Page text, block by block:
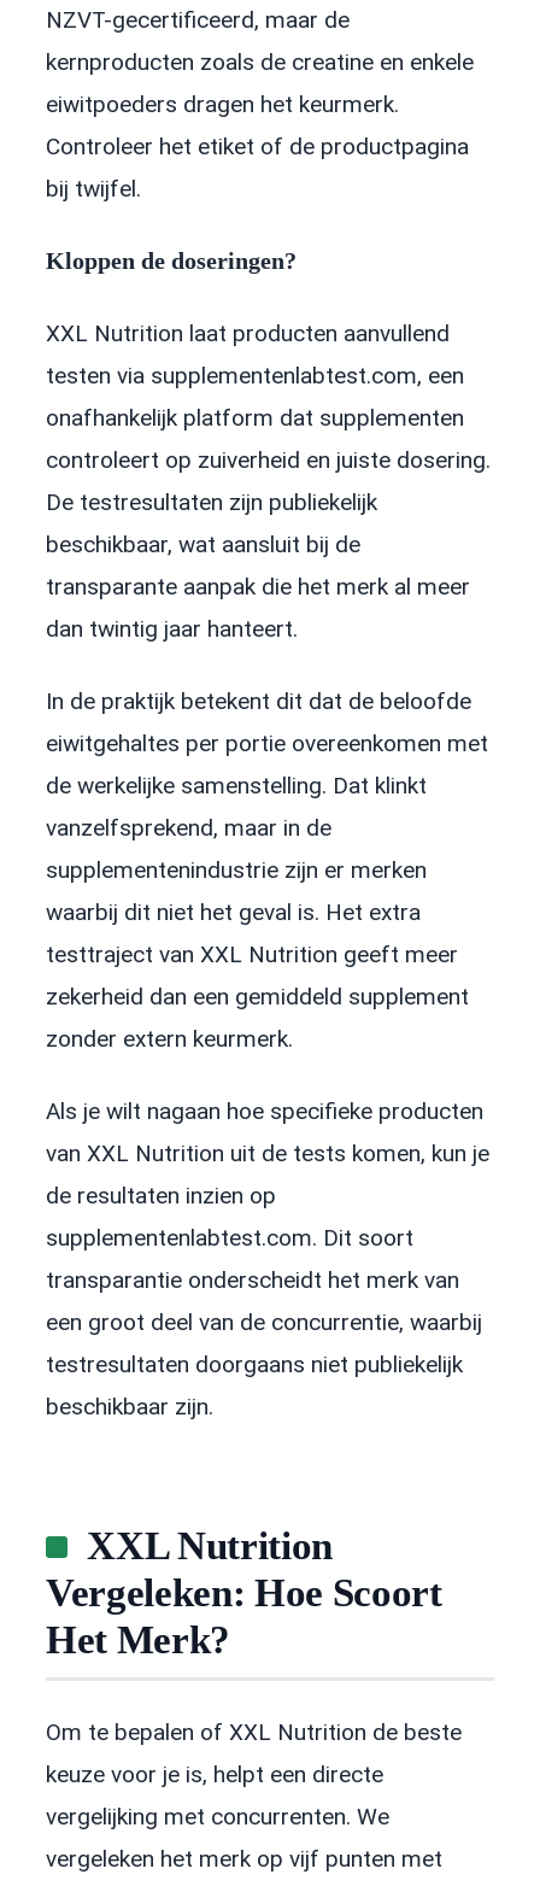
NZVT-gecertificeerd, maar de
kernproducten zoals de creatine en enkele
eiwitpoeders dragen het keurmerk.
Controleer het etiket of de productpagina
bij twijfel.
Kloppen de doseringen?
XXL Nutrition laat producten aanvullend
testen via supplementenlabtest.com, een
onafhankelijk platform dat supplementen
controleert op zuiverheid en juiste dosering.
De testresultaten zijn publiekelijk
beschikbaar, wat aansluit bij de
transparante aanpak die het merk al meer
dan twintig jaar hanteert.
In de praktijk betekent dit dat de beloofde
eiwitgehaltes per portie overeenkomen met
de werkelijke samenstelling. Dat klinkt
vanzelfsprekend, maar in de
supplementenindustrie zijn er merken
waarbij dit niet het geval is. Het extra
testtraject van XXL Nutrition geeft meer
zekerheid dan een gemiddeld supplement
zonder extern keurmerk.
Als je wilt nagaan hoe specifieke producten
van XXL Nutrition uit de tests komen, kun je
de resultaten inzien op
supplementenlabtest.com. Dit soort
transparantie onderscheidt het merk van
een groot deel van de concurrentie, waarbij
testresultaten doorgaans niet publiekelijk
beschikbaar zijn.
XXL Nutrition
Vergeleken: Hoe Scoort
Het Merk?
Om te bepalen of XXL Nutrition de beste
keuze voor je is, helpt een directe
vergelijking met concurrenten. We
vergeleken het merk op vijf punten met